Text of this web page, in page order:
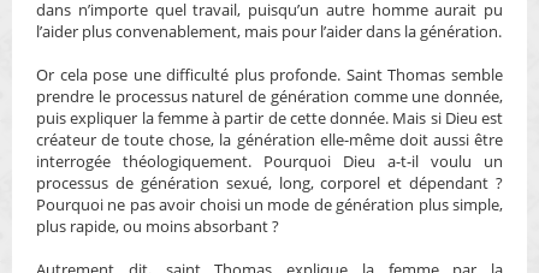
dans n’importe quel travail, puisqu’un autre homme aurait pu
l’aider plus convenablement, mais pour l’aider dans la génération.
Or cela pose une difficulté plus profonde. Saint Thomas semble
prendre le processus naturel de génération comme une donnée,
puis expliquer la femme à partir de cette donnée. Mais si Dieu est
créateur de toute chose, la génération elle-même doit aussi être
interrogée théologiquement. Pourquoi Dieu a-t-il voulu un
processus de génération sexué, long, corporel et dépendant ?
Pourquoi ne pas avoir choisi un mode de génération plus simple,
plus rapide, ou moins absorbant ?